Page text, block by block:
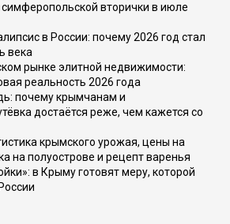
симферопольской вторички в июле
в России: почему 2026 год стал
века
рынке элитной недвижимости:
реальность 2026 года
почему крымчанам и
достаётся реже, чем кажется со
крымского урожая, цены на
на полуострове и рецепт варенья
в Крыму готовят меру, которой